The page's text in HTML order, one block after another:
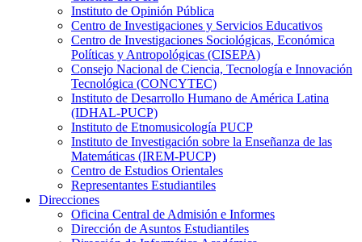
Instituto de Opinión Pública
Centro de Investigaciones y Servicios Educativos
Centro de Investigaciones Sociológicas, Económica
Políticas y Antropológicas (CISEPA)
Consejo Nacional de Ciencia, Tecnología e Innovación
Tecnológica (CONCYTEC)
Instituto de Desarrollo Humano de América Latina
(IDHAL-PUCP)
Instituto de Etnomusicología PUCP
Instituto de Investigación sobre la Enseñanza de las
Matemáticas (IREM-PUCP)
Centro de Estudios Orientales
Representantes Estudiantiles
Direcciones
Oficina Central de Admisión e Informes
Dirección de Asuntos Estudiantiles